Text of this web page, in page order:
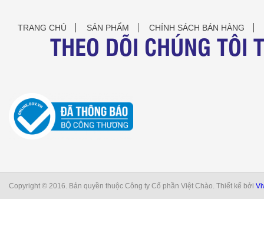
TRANG CHỦ SẢN PHẨM CHÍNH SÁCH BÁN HÀNG
THEO DÕI CHÚNG TÔI
Copyright © 2016. Bản quyền thuộc Công ty Cổ phần Việt Chào. Thiết kế bởi